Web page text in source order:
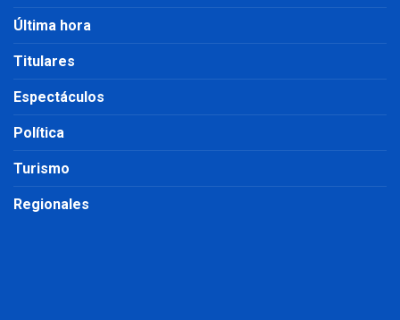
Última hora
Titulares
Espectáculos
Política
Turismo
Regionales